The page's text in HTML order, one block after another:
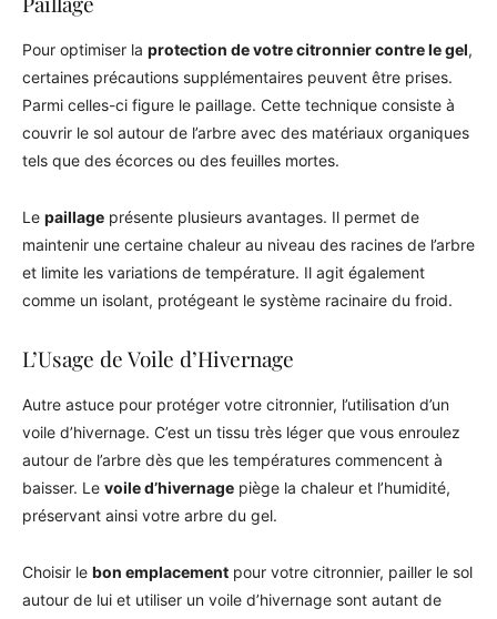
Pour optimiser la protection de votre citronnier contre le gel,
certaines précautions supplémentaires peuvent être prises.
Parmi celles-ci figure le paillage. Cette technique consiste à
couvrir le sol autour de l’arbre avec des matériaux organiques
tels que des écorces ou des feuilles mortes.
Le paillage présente plusieurs avantages. Il permet de
maintenir une certaine chaleur au niveau des racines de l’arbre
et limite les variations de température. Il agit également
comme un isolant, protégeant le système racinaire du froid.
L’Usage de Voile d’Hivernage
Autre astuce pour protéger votre citronnier, l’utilisation d’un
voile d’hivernage. C’est un tissu très léger que vous enroulez
autour de l’arbre dès que les températures commencent à
baisser. Le voile d’hivernage piège la chaleur et l’humidité,
préservant ainsi votre arbre du gel.
Choisir le bon emplacement pour votre citronnier, pailler le sol
autour de lui et utiliser un voile d’hivernage sont autant de